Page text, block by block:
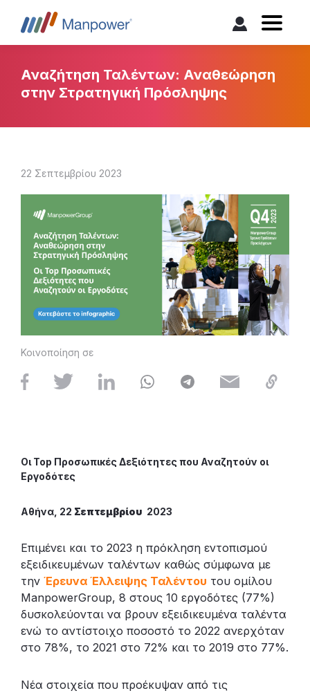
Αναζήτηση Ταλέντων: Αναθεώρηση
στην Στρατηγική Πρόσληψης
22 Σεπτεμβρίου 2023
Κοινοποίηση σε
Οι Top Προσωπικές Δεξιότητες που Αναζητούν οι
Εργοδότες
Αθήνα, 22 Σεπτεμβρίου 2023
Επιμένει και το 2023 η πρόκληση εντοπισμού
εξειδικευμένων ταλέντων καθώς σύμφωνα με
την Έρευνα Έλλειψης Ταλέντου του ομίλου
ManpowerGroup, 8 στους 10 εργοδότες (77%)
δυσκολεύονται να βρουν εξειδικευμένα ταλέντα
ενώ το αντίστοιχο ποσοστό το 2022 ανερχόταν
στο 78%, το 2021 στο 72% και το 2019 στο 77%.
Νέα στοιχεία που προέκυψαν από τις